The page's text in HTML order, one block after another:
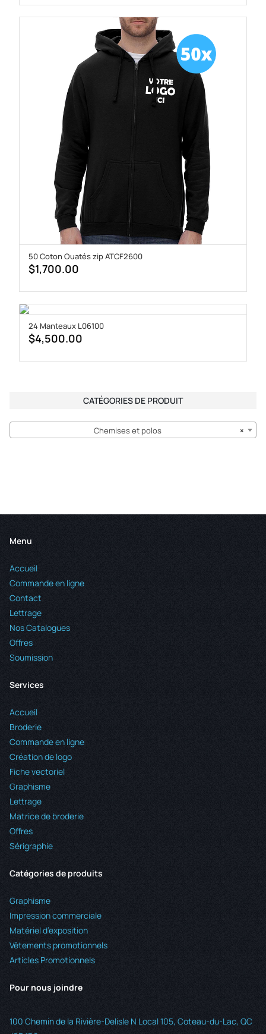
50 Coton Ouatés zip ATCF2600
$1,700.00
24 Manteaux L06100
$4,500.00
CATÉGORIES DE PRODUIT
×
Chemises et polos
Menu
Accueil
Commande en ligne
Contact
Lettrage
Nos Catalogues
Offres
Soumission
Services
Accueil
Broderie
Commande en ligne
Création de logo
Fiche vectoriel
Graphisme
Lettrage
Matrice de broderie
Offres
Sérigraphie
Catégories de produits
Graphisme
Impression commerciale
Matériel d’exposition
Vêtements promotionnels
Articles Promotionnels
Pour nous joindre
100 Chemin de la Rivière-Delisle N Local 105, Coteau-du-Lac, QC